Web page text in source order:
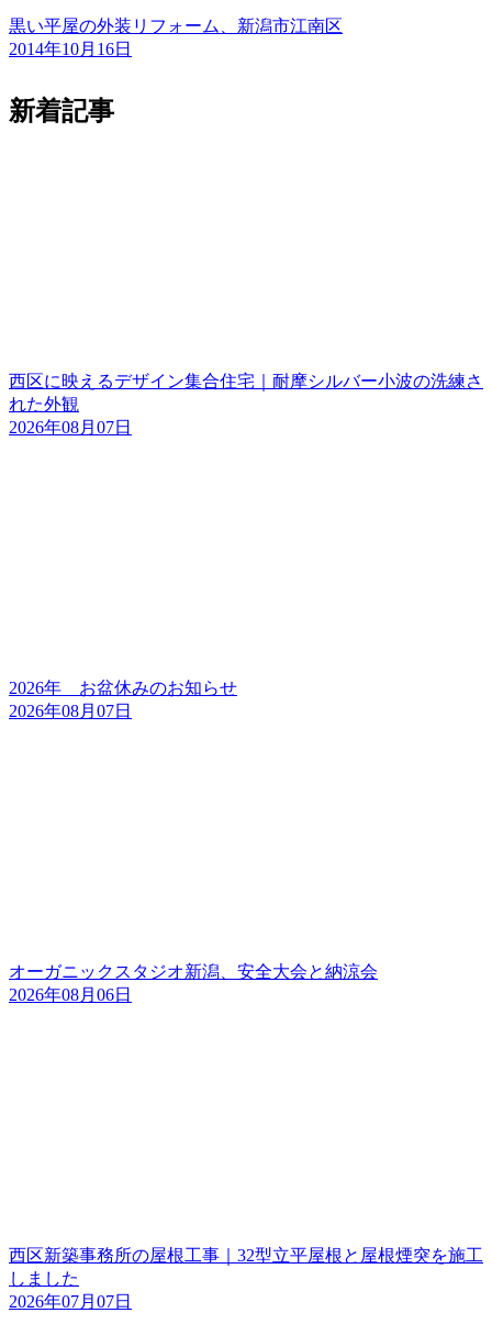
黒い平屋の外装リフォーム、新潟市江南区
2014年10月16日
新着記事
西区に映えるデザイン集合住宅｜耐摩シルバー小波の洗練さ
れた外観
2026年08月07日
2026年 お盆休みのお知らせ
2026年08月07日
オーガニックスタジオ新潟、安全大会と納涼会
2026年08月06日
西区新築事務所の屋根工事｜32型立平屋根と屋根煙突を施工
しました
2026年07月07日